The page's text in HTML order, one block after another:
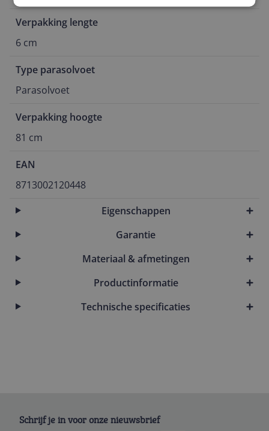
Verpakking lengte
6 cm
Type parasolvoet
Parasolvoet
Verpakking hoogte
81 cm
EAN
8713002120448
Eigenschappen
Garantie
Materiaal & afmetingen
Productinformatie
Technische specificaties
Schrijf je in voor onze nieuwsbrief